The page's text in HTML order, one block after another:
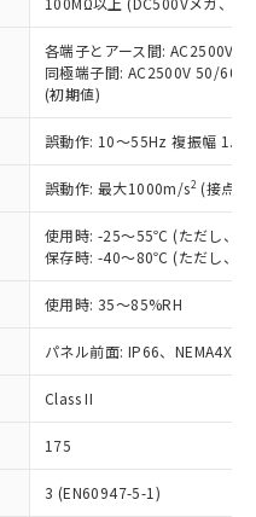
各端子とアース間: AC2500V
同極端子間: AC2500V 50/
(初期値)
誤動作: 10～55Hz 複振幅
誤動作: 最大1000m/s2 (接点
使用時: -25～55℃ (ただし、氷
保存時: -40～80℃ (ただし、氷
使用時: 35～85%RH
パネル前面: IP66、NEMA4X,
Class II
175
3 (EN60947-5-1)
び標準価格はお客
はお客様担当のオ
店・当社販売員に
売店や当社販売拠
ーク
」をご確認
価格結果を当社の
者に漏洩または開
します。
品リスト作成サー
だくには、I-Web
されている必要が
イト上で当社にご
トについて、当社
用者が、当社の製
るお客様との取
囲で利用すること
化ジフェニルエーテル類
酸ビス(2-エチルヘキシ
以下、フタル酸ブチ
下、フタル酸ジブチル
ル酸ジイソブチル
よび制御機器に対する
ついては閾値を超える意
ています。
などにより、予定
す。
ンロード
ウンロードするこ
PBBs(ポリ臭化ビフェ
リ臭化ジフェニルエーテ
、 DIBP(フタル酸ジ
フタル酸ブチルベンジ
キシル)) : 1000ppm
）のすべてが基
します。
下において有害物
に深刻な影響を
ます。
販売部門へお問
棄する場合は、完
違法に輸出されな
講じます。
核兵器、ミサイ
兵器またはその他
製造装置等に一切
第三者に販売する
よび3の内容を当
す。また当社は、
係わる関係者が違
がある場合は、取
ん。
キャンセル
庫あり
ないが在庫あり
の在庫状況につ
のお取引先、ま
のオムロン制御
社販売員にご確
また在庫状況の
いない機種